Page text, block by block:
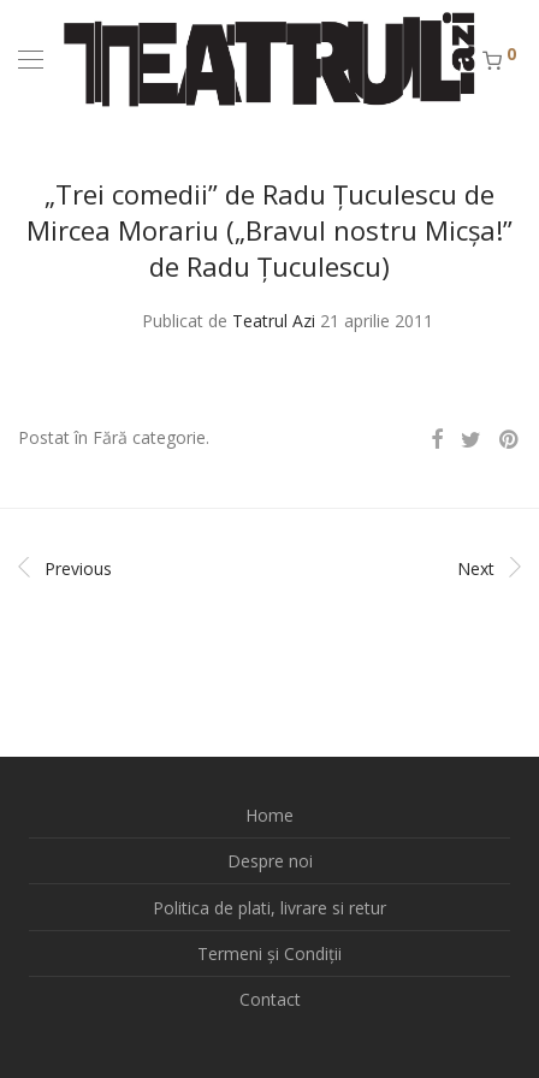
0
„Trei comedii” de Radu Ţuculescu de
Mircea Morariu („Bravul nostru Micşa!”
de Radu Ţuculescu)
Publicat de Teatrul Azi 21 aprilie 2011
Postat în Fără categorie.
Previous Next
Home
Despre noi
Politica de plati, livrare si retur
Termeni și Condiții
Contact